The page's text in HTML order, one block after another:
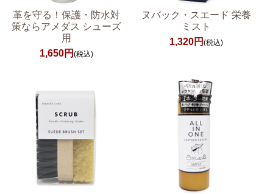
革を守る！保護・防水対
策ならアメダス シューズ
用
1,650円(税込)
ヌバック・スエード 栄養
ミスト
1,320円 (税込)